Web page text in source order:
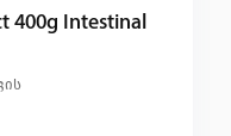
400g Intestinal